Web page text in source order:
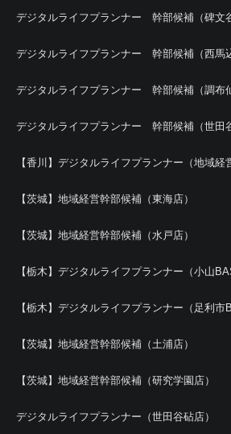
デジタルライフプランナー 幹部候補（碑文
デジタルライフプランナー 幹部候補（西馬
デジタルライフプランナー 幹部候補（調布
デジタルライフプランナー 幹部候補（世田
【香川】デジタルライフプランナー（地域経
【茨城】地域経営幹部候補（東海店）
【茨城】地域経営幹部候補（水戸店）
【栃木】デジタルライフプランナー（小山
【栃木】デジタルライフプランナー（足利市
【茨城】地域経営幹部候補（土浦店）
【茨城】地域経営幹部候補（研究学園店）
デジタルライフプランナー（世田谷砧店）